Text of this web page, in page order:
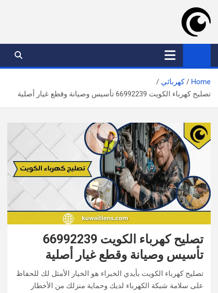
content
موقع عدسة الكويت
افضل خدمات بالكويت
Home
كهربائي
تصليح كهرباء الكويت 66992239 تأسيس وصيانة وقطع غيار أصلية
تصليح كهرباء الكويت 66992239
تأسيس وصيانة وقطع غيار أصلية
تصليح كهرباء الكويت بأيدي الخبراء هو الخيار الأمثل لك للحفاظ
على سلامة شبكة الكهرباء لديك وحماية منزلك من الأخطار